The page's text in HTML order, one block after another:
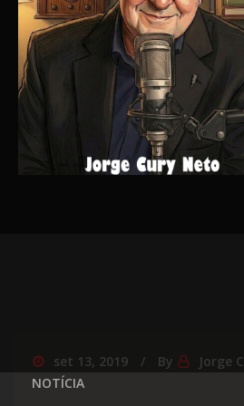
Design no
Home
Economia da Oralidade e
set 13, 2019 By
Jorge
NOTÍCIA